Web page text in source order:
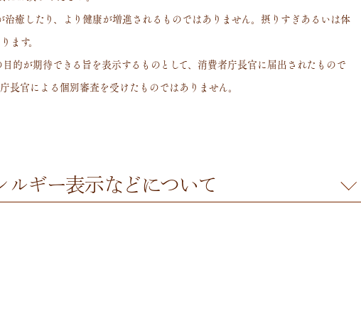
癒したり、より健康が増進されるものではありません。摂りすぎあるいは体
す。
的が期待できる旨を表示するものとして、消費者庁長官に届出されたもので
官による個別審査を受けたものではありません。
ルギー表示などについて